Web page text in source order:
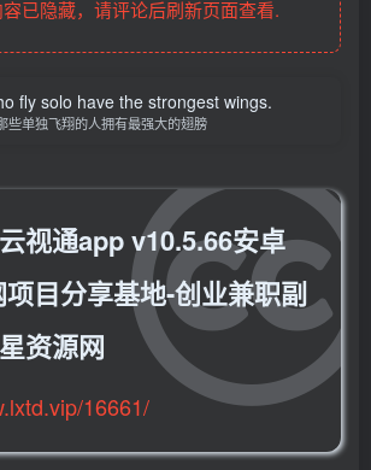
已隐藏，请评论后刷新页面查看.
fly solo have the strongest wings.
些单独飞翔的人拥有最强大的翅膀
视通app v10.5.66安卓
目分享基地-创业兼职副
资源网
16661/